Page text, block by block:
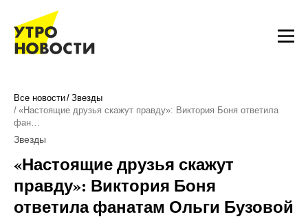
Все новости Звезды
«Настоящие друзья скажут правду»: Виктория Боня ответила
фан…
Звезды
«Настоящие друзья скажут
правду»: Виктория Боня
ответила фанатам Ольги Бузовой